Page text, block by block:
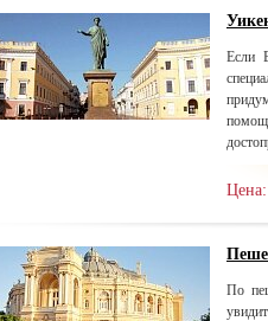
Если
По